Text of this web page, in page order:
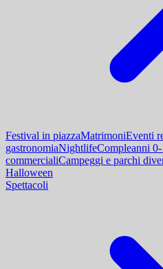
Festival in piazzaMatrimoniEventi
gastronomiaNightlifeCompleanni
commercialiCampeggi e parchi
Halloween
Spettacoli